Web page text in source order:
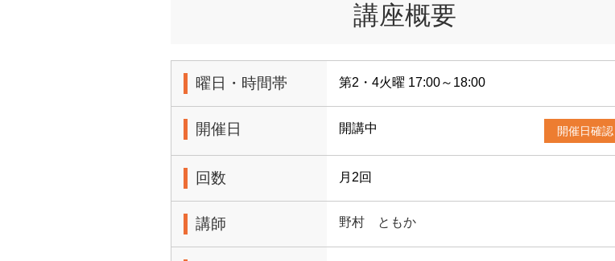
講座概要
曜日・時間帯 第2・4火曜 17:00～18:00
開催日 開講中 開催日確認
回数 月2回
講師 野村 ともか